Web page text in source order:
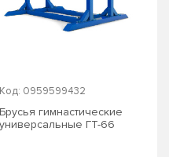
Код: 0959599432
Брусья гимнастические
универсальные ГТ-66